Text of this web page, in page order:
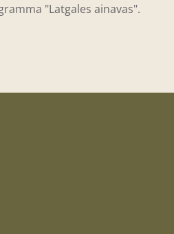
"Latgales ainavas".